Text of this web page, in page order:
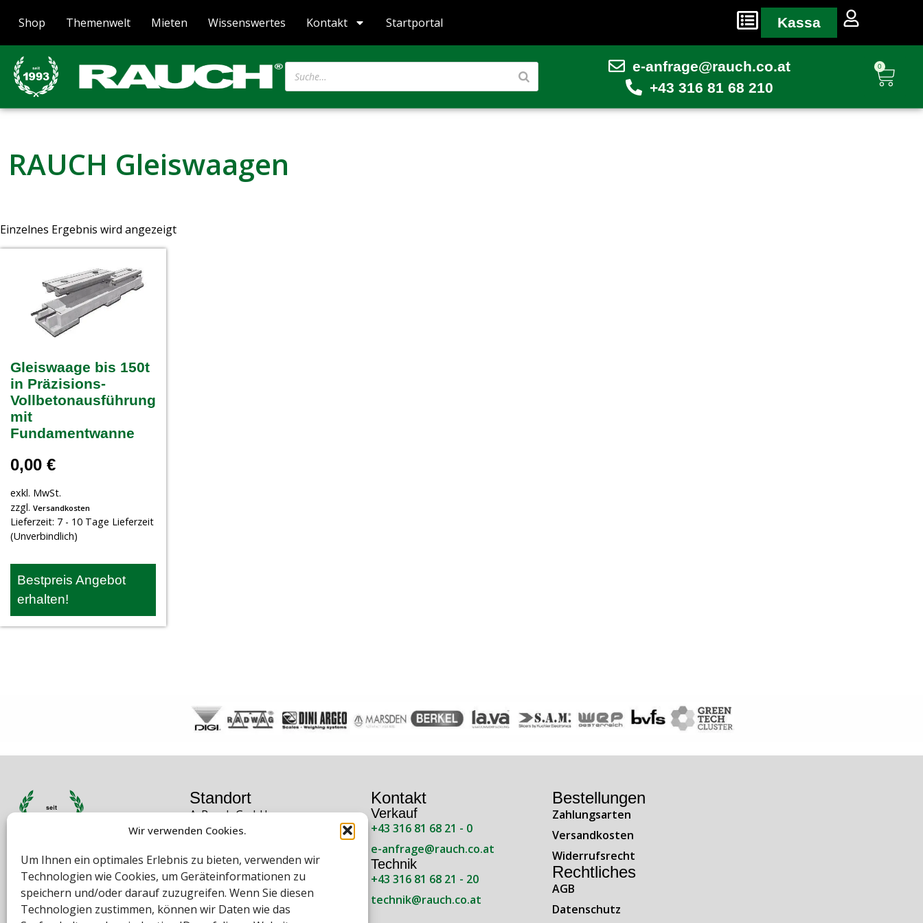
Wir verwenden Cookies.
Um Ihnen ein optimales Erlebnis zu bieten, verwenden wir
Technologien wie Cookies, um Geräteinformationen zu
speichern und/oder darauf zuzugreifen. Wenn Sie diesen
Technologien zustimmen, können wir Daten wie das
Shop Themenwelt Mieten Wissenswertes Kontakt Startportal Kassa
e-anfrage@rauch.co.at
+43 316 81 68 210
0
RAUCH Gleiswaagen
Einzelnes Ergebnis wird angezeigt
Gleiswaage bis 150t
in Präzisions-
Vollbetonausführung
mit
Fundamentwanne
0,00 €
exkl. MwSt.
zzgl. Versandkosten
Lieferzeit: 7 - 10 Tage Lieferzeit
(Unverbindlich)
Bestpreis Angebot
erhalten!
Standort
A. Rauch GmbH
Liebenauer Hauptstraße 138
Österreich
Öffnungszeiten
Mo – Do: 08:00 – 16:30 Uhr
Kontakt
Verkauf
+43 316 81 68 21 - 0
e-anfrage@rauch.co.at
Technik
+43 316 81 68 21 - 20
technik@rauch.co.at
Bestellungen
Zahlungsarten
Versandkosten
Widerrufsrecht
Rechtliches
AGB
Datenschutz